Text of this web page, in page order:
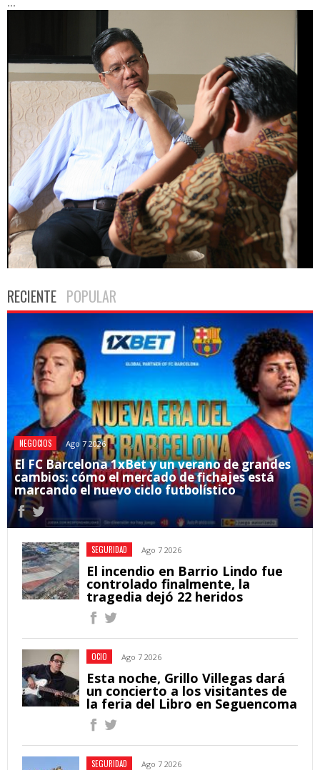
RECIENTE POPULAR
NEGOCIOS Ago 7 2026
El FC Barcelona 1xBet y un verano de grandes
cambios: cómo el mercado de fichajes está
marcando el nuevo ciclo futbolístico
SEGURIDAD Ago 7 2026
El incendio en Barrio Lindo fue
controlado finalmente, la
tragedia dejó 22 heridos
OCIO Ago 7 2026
Esta noche, Grillo Villegas dará
un concierto a los visitantes de
la feria del Libro en Seguencoma
SEGURIDAD Ago 7 2026